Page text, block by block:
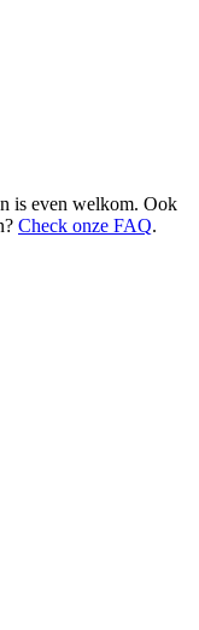
is even welkom. Ook
Check onze FAQ.